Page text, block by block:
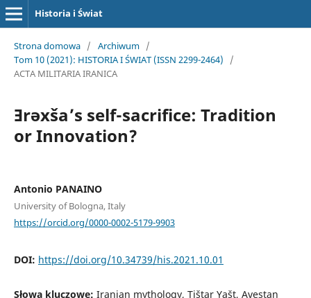
Historia i Świat
Strona domowa / Archiwum /
Tom 10 (2021): HISTORIA I ŚWIAT (ISSN 2299-2464)
/
ACTA MILITARIA IRANICA
Ǝrəxša’s self-sacrifice: Tradition
or Innovation?
Antonio PANAINO
University of Bologna, Italy
https://orcid.org/0000-0002-5179-9903
DOI: https://doi.org/10.34739/his.2021.10.01
Słowa kluczowe: Iranian mythology, Tištar Yašt, Avestan